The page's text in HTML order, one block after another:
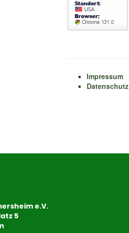
Impressum
Datenschutz
e.V.
5